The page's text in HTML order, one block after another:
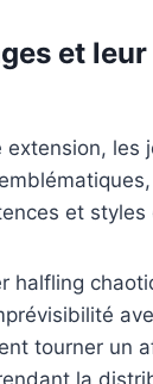
et
extension, les
et styles
halfling
tourner un
la